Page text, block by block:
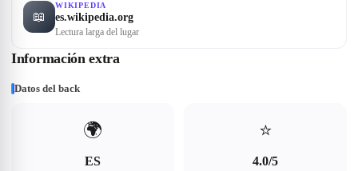
📖
WIKIPEDIA
es.wikipedia.org
Lectura larga del lugar
Información extra
Datos del back
🌍
ES
⭐
4.0/5